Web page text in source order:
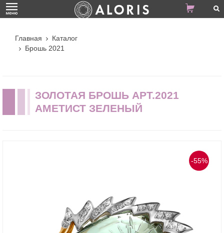
Главная
Каталог
Брошь 2021
ЗОЛОТАЯ БРОШЬ АРТ.2021
АМЕТИСТ ЗЕЛЕНЫЙ
-55%